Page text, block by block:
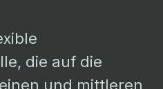
die auf die
und mittleren